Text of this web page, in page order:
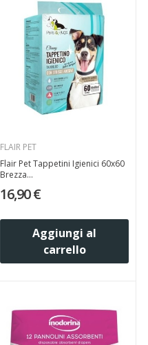
FLAIR PET
Flair Pet Tappetini Igienici 60x60
Brezza...
16,90 €
Aggiungi al
carrello